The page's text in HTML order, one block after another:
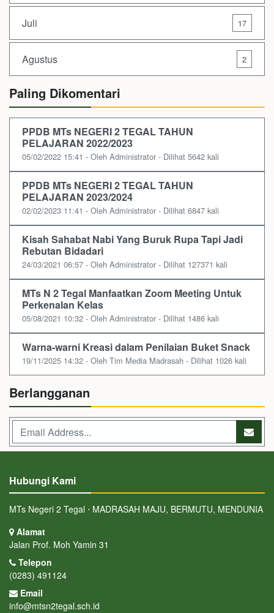
Juli 17
Agustus 2
Paling Dikomentari
PPDB MTs NEGERI 2 TEGAL TAHUN
PELAJARAN 2022/2023
05/02/2022 15:41 - Oleh Administrator - Dilihat 5642 kali
PPDB MTs NEGERI 2 TEGAL TAHUN
PELAJARAN 2023/2024
02/02/2023 11:41 - Oleh Administrator - Dilihat 6847 kali
Kisah Sahabat Nabi Yang Buruk Rupa Tapi Jadi
Rebutan Bidadari
24/03/2021 06:57 - Oleh Administrator - Dilihat 127371 kali
MTs N 2 Tegal Manfaatkan Zoom Meeting Untuk
Perkenalan Kelas
05/08/2021 10:32 - Oleh Administrator - Dilihat 1486 kali
Warna-warni Kreasi dalam Penilaian Buket Snack
19/11/2025 14:32 - Oleh Tim Media Madrasah - Dilihat 1026 kali
Berlangganan
Hubungi Kami
MTs Negeri 2 Tegal ⋅ MADRASAH MAJU, BERMUTU, MENDUNIA
Alamat
Jalan Prof. Moh Yamin 31
Telepon
(0283) 491124
Email
info@mtsn2tegal.sch.id